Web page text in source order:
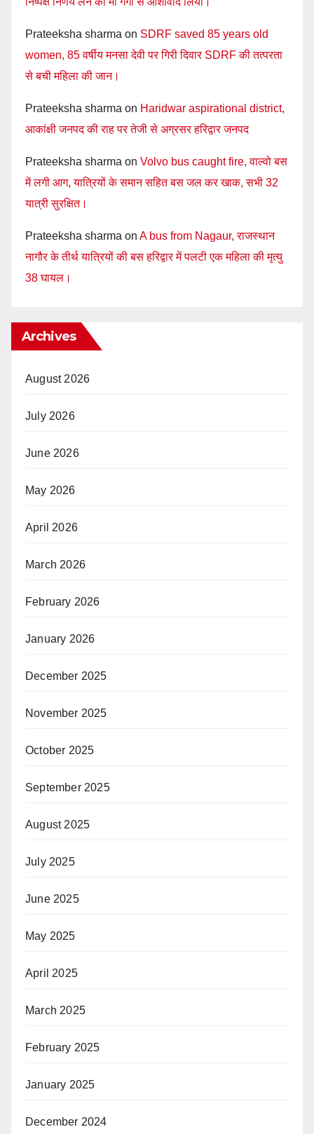
Prateeksha sharma on SDRF saved 85 years old
women, 85 वर्षीय मनसा देवी पर गिरी दिवार SDRF की तत्परता
से बची महिला की जान।
Prateeksha sharma on Haridwar aspirational district,
आकांक्षी जनपद की राह पर तेजी से अग्रसर हरिद्वार जनपद
Prateeksha sharma on Volvo bus caught fire, वाल्वो बस
में लगी आग, यात्रियों के समान सहित बस जल कर खाक, सभी 32
यात्री सुरक्षित।
Prateeksha sharma on A bus from Nagaur, राजस्थान
नागौर के तीर्थ यात्रियों की बस हरिद्वार में पलटी एक महिला की मृत्यु
38 घायल।
Archives
August 2026
July 2026
June 2026
May 2026
April 2026
March 2026
February 2026
January 2026
December 2025
November 2025
October 2025
September 2025
August 2025
July 2025
June 2025
May 2025
April 2025
March 2025
February 2025
January 2025
December 2024